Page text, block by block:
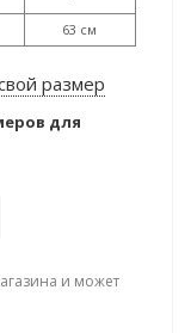
63 см
размер
для
и может